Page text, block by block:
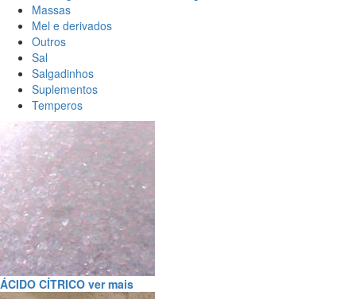
Massas
Mel e derivados
Outros
Sal
Salgadinhos
Suplementos
Temperos
ÁCIDO CÍTRICO ver mais